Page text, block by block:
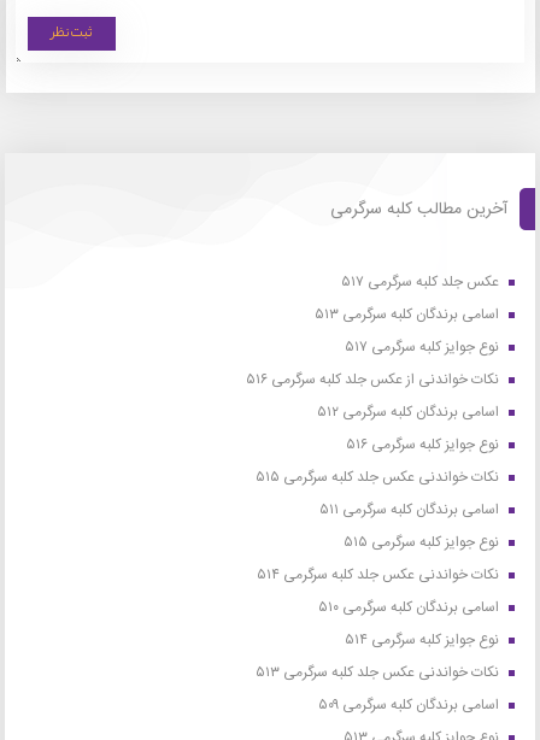
آخرین مطالب کلبه سرگرمی
عکس جلد کلبه سرگرمی ۵۱۷
اسامی برندگان کلبه سرگرمی ۵۱۳
نوع جوایز کلبه سرگرمی ۵۱۷
نکات خواندنی از عکس جلد کلبه سرگرمی ۵۱۶
اسامی برندگان کلبه سرگرمی ۵۱۲
نوع جوایز کلبه سرگرمی ۵۱۶
نکات خواندنی عکس جلد کلبه سرگرمی ۵۱۵
اسامی برندگان کلبه سرگرمی ۵۱۱
نوع جوایز کلبه سرگرمی ۵۱۵
نکات خواندنی عکس جلد کلبه سرگرمی ۵۱۴
اسامی برندگان کلبه سرگرمی ۵۱۰
نوع جوایز کلبه سرگرمی ۵۱۴
نکات خواندنی عکس جلد کلبه سرگرمی ۵۱۳
اسامی برندگان کلبه سرگرمی ۵۰۹